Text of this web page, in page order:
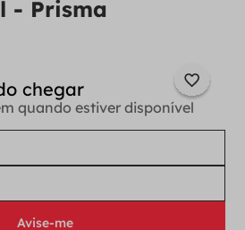
- Prisma
quando estiver disponível